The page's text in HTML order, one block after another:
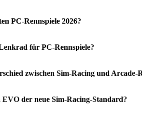
PC-Rennspiele 2026?
für PC-Rennspiele?
zwischen Sim-Racing und Arcade-
EVO der neue Sim-Racing-Standard?